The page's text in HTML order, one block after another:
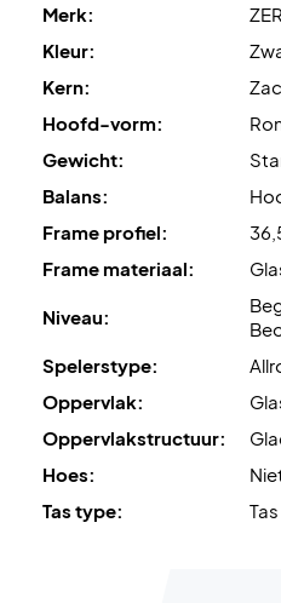
voor de kwaliteitsbewuste.
Padel racket geleverd zonder
Merk:
Kleur:
Kern:
Hoofd-vorm:
Gewicht:
Balans:
Frame profiel:
Frame materiaal:
Niveau:
Spelerstype:
Oppervlak:
Oppervlakstructuur:
Hoes:
Tas type: